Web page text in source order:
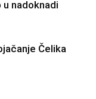
u nadoknadi
Čelika